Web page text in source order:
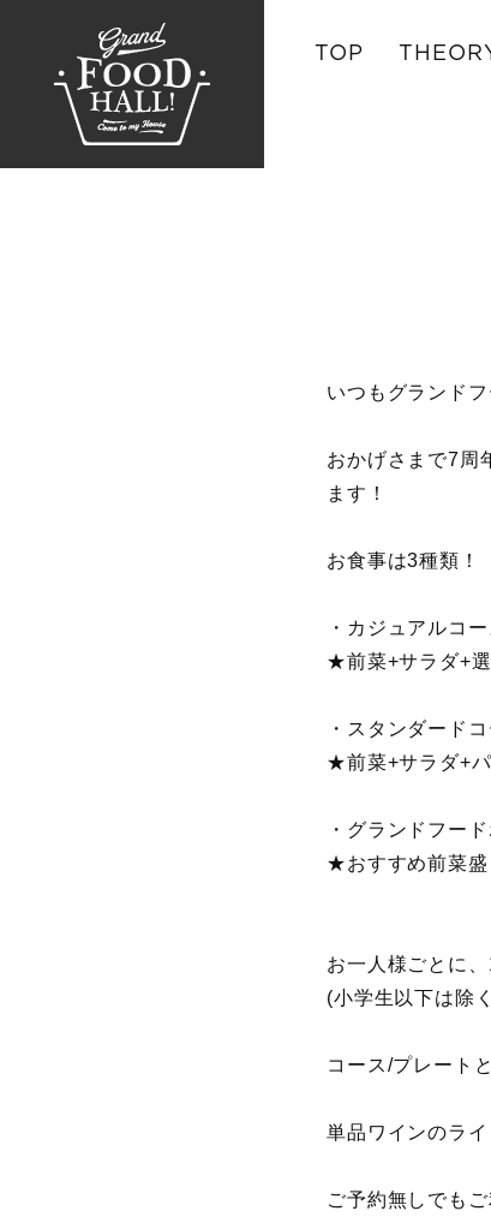
TOP
いつもグランド
おかげさまで7周
ます！
お食事は3種類！
・カジュアルコ
★前菜+サラダ+
・スタンダード
★前菜+サラダ+
・グランドフー
★おすすめ前菜盛
お一人様ごとに
(小学生以下は除
コース/プレート
単品ワインのラ
ご予約無しでも